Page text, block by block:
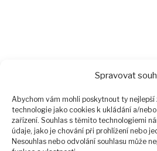
Spravovat
Abychom vám mohli poskytnout ty nejlepší
technologie jako cookies k ukládání a/
zařízení. Souhlas s těmito technologiemi
údaje, jako je chování při prohlížení nebo
Nesouhlas nebo odvolání souhlasu může
Přihlaste se k odběru našich